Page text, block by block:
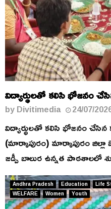
విద్యార్థులతో కలిసి భోజనం
byDivitimedia 24/07/
విద్యార్థులతో కలిసి భోజనం
(మార్కాపురం) మార్కాపురం
జడ్పీ బాలుర ఉన్నత పాఠశాలలో
Andhra Pradesh Education Life
WELFARE
Women Youth